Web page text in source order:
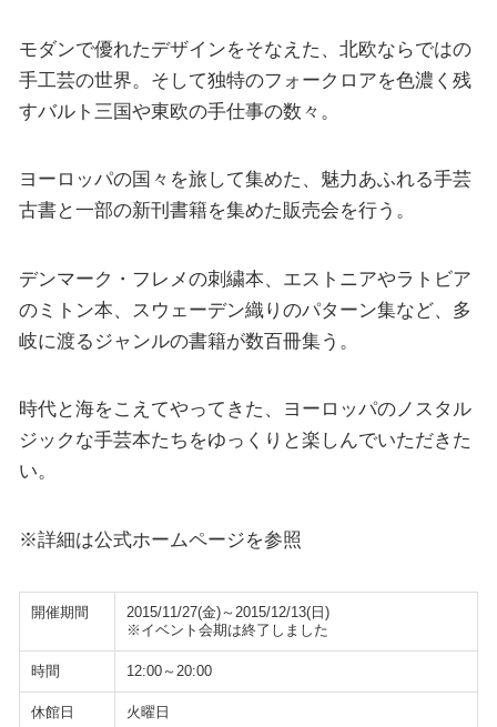
モダンで優れたデザインをそなえた、北欧ならではの
手工芸の世界。そして独特のフォークロアを色濃く残
すバルト三国や東欧の手仕事の数々。
ヨーロッパの国々を旅して集めた、魅力あふれる手芸
古書と一部の新刊書籍を集めた販売会を行う。
デンマーク・フレメの刺繍本、エストニアやラトビア
のミトン本、スウェーデン織りのパターン集など、多
岐に渡るジャンルの書籍が数百冊集う。
時代と海をこえてやってきた、ヨーロッパのノスタル
ジックな手芸本たちをゆっくりと楽しんでいただきた
い。
※詳細は公式ホームページを参照
開催期間
2015/11/27(金)～2015/12/13(日)
※イベント会期は終了しました
時間 12:00～20:00
休館日 火曜日